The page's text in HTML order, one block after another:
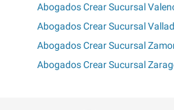
Abogados Crear Sucursal
Abogados Crear Sucursal
Abogados Crear Sucursal
Abogados Crear Sucursal